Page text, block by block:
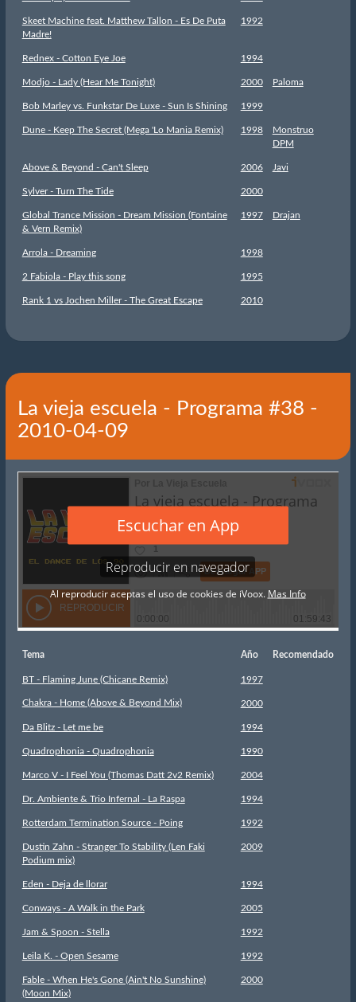
Skeet Machine feat. Matthew Tallon - Es De Puta
Madre!
1992
Rednex - Cotton Eye Joe 1994
Modjo - Lady (Hear Me Tonight) 2000 Paloma
Bob Marley vs. Funkstar De Luxe - Sun Is Shining 1999
Dune - Keep The Secret (Mega 'Lo Mania Remix) 1998
Monstruo
DPM
Above & Beyond - Can't Sleep 2006 Javi
Sylver - Turn The Tide 2000
Global Trance Mission - Dream Mission (Fontaine
& Vern Remix)
1997 Drajan
Arrola - Dreaming 1998
2 Fabiola - Play this song 1995
Rank 1 vs Jochen Miller - The Great Escape 2010
La vieja escuela - Programa #38 -
2010-04-09
Tema Año Recomendado
BT - Flaming June (Chicane Remix) 1997
Chakra - Home (Above & Beyond Mix) 2000
Da Blitz - Let me be 1994
Quadrophonia - Quadrophonia 1990
Marco V - I Feel You (Thomas Datt 2v2 Remix) 2004
Dr. Ambiente & Trio Infernal - La Raspa 1994
Rotterdam Termination Source - Poing 1992
Dustin Zahn - Stranger To Stability (Len Faki
Podium mix)
2009
Eden - Deja de llorar 1994
Conways - A Walk in the Park 2005
Jam & Spoon - Stella 1992
Leila K. - Open Sesame 1992
Fable - When He's Gone (Ain't No Sunshine)
(Moon Mix)
2000